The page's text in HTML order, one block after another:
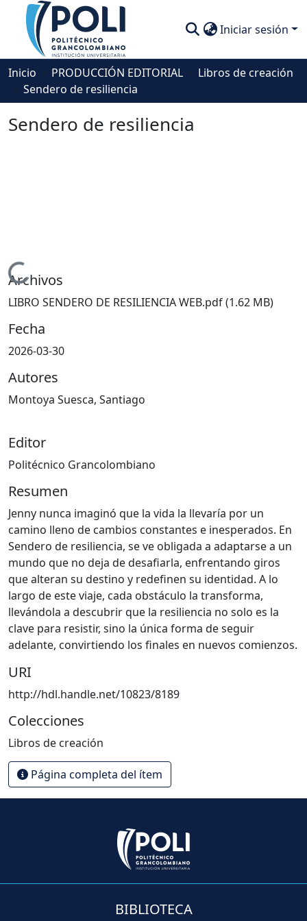
Iniciar sesión
Comunidades
Descubre
Estadísticas
Inicio PRODUCCIÓN EDITORIAL
Libros de creación
Sendero de resiliencia
Sendero de resiliencia
Cargando...
Archivos
LIBRO SENDERO DE RESILIENCIA WEB.pdf(1.62 MB)
Fecha
2026-03-30
Autores
Montoya Suesca, Santiago
Editor
Politécnico Grancolombiano
Resumen
Jenny nunca imaginó que la vida la llevaría por un
camino lleno de cambios constantes e inesperados. En
Sendero de resiliencia, se ve obligada a adaptarse a un
mundo que no deja de desafiarla, enfrentando giros
que alteran su destino y redefinen su identidad. A lo
largo de este viaje, cada obstáculo la transforma,
llevándola a descubrir que la resiliencia no solo es la
clave para resistir, sino la única forma de seguir
adelante, convirtiendo los finales en nuevos comienzos.
URI
http://hdl.handle.net/10823/8189
Colecciones
Libros de creación
Página completa del ítem
BIBLIOTECA